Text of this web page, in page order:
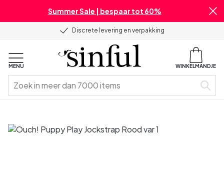
Summer Sale | bespaar tot 60%
Discrete levering en verpakking
MENU WINKELMANDJE